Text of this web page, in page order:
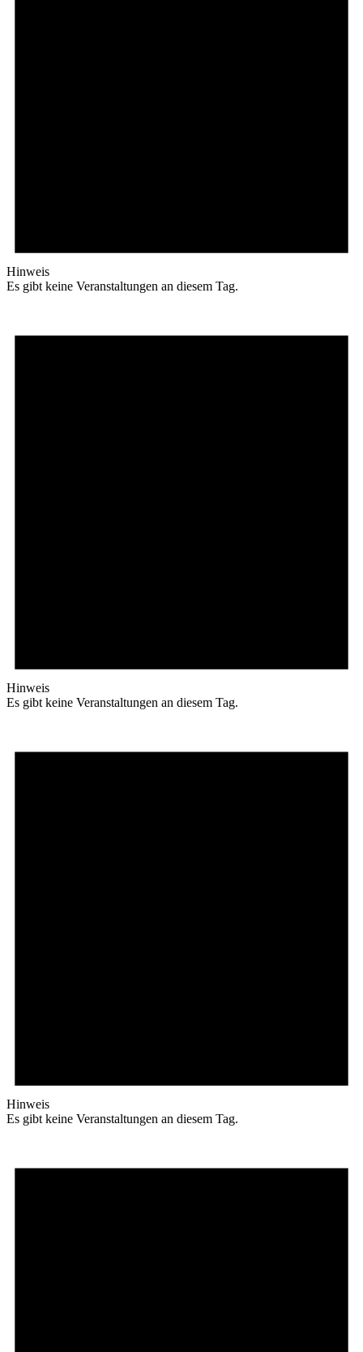
Hinweis
Es gibt keine Veranstaltungen an diesem Tag.
Hinweis
Es gibt keine Veranstaltungen an diesem Tag.
Hinweis
Es gibt keine Veranstaltungen an diesem Tag.